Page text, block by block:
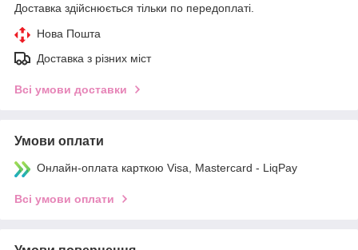
Доставка здійснюється тільки по передоплаті.
Нова Пошта
Доставка з різних міст
Всі умови доставки
Умови оплати
Онлайн-оплата карткою Visa, Mastercard - LiqPay
Всі умови оплати